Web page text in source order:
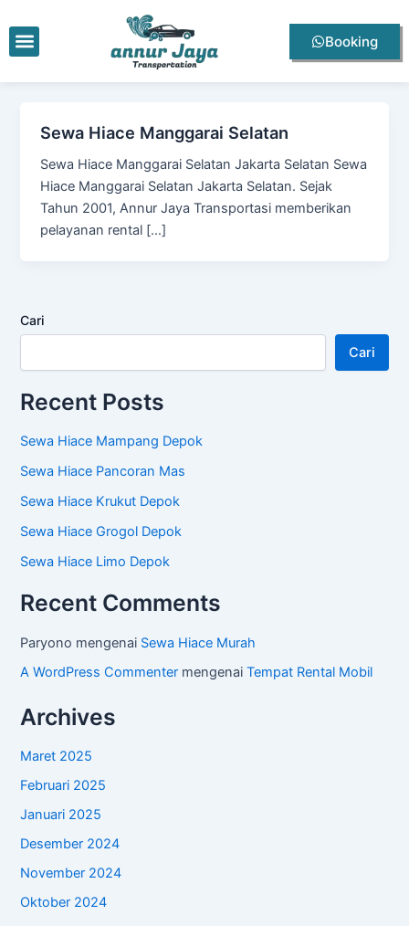
ke
konten
Menu Booking
Sewa Hiace Manggarai Selatan
Sewa Hiace Manggarai Selatan Jakarta Selatan Sewa
Hiace Manggarai Selatan Jakarta Selatan. Sejak
Tahun 2001, Annur Jaya Transportasi memberikan
pelayanan rental […]
Cari
Cari
Recent Posts
Sewa Hiace Mampang Depok
Sewa Hiace Pancoran Mas
Sewa Hiace Krukut Depok
Sewa Hiace Grogol Depok
Sewa Hiace Limo Depok
Recent Comments
Paryono mengenai Sewa Hiace Murah
A WordPress Commenter mengenaiTempat Rental Mobil
Archives
Maret 2025
Februari 2025
Januari 2025
Desember 2024
November 2024
Oktober 2024